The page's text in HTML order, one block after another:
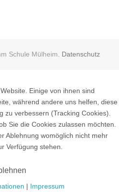
Schule Mülheim. Datenschutz
Einige von ihnen sind
während andere uns helfen, diese
zu verbessern (Tracking Cookies).
Sie die Cookies zulassen möchten.
Ablehnung womöglich nicht mehr
Verfügung stehen.
| Impressum